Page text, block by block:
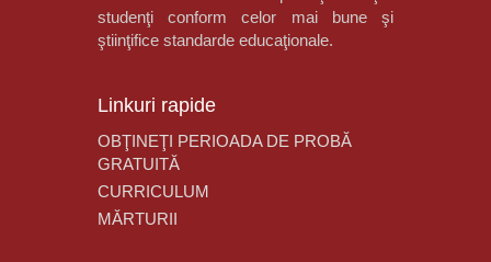
studenţi conform celor mai bune şi
ştiinţifice standarde educaţionale.
Linkuri rapide
OBŢINEŢI PERIOADA DE PROBĂ
GRATUITĂ
CURRICULUM
MĂRTURII